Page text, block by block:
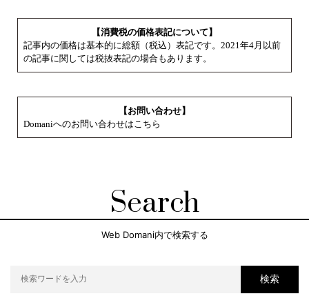
【消費税の価格表記について】
記事内の価格は基本的に総額（税込）表記です。2021年4月以前
の記事に関しては税抜表記の場合もあります。
【お問い合わせ】
Domaniへのお問い合わせはこちら
Search
Web Domani内で検索する
検索